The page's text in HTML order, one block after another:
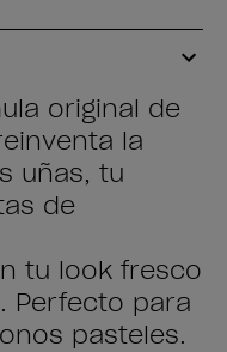
original de
la
uñas, tu
de
tu look fresco
Perfecto para
pasteles.